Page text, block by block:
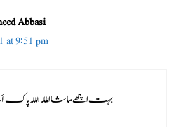
Abbasi
at 9:51 pm
بہت اچھے ماشاالللہ الللہ